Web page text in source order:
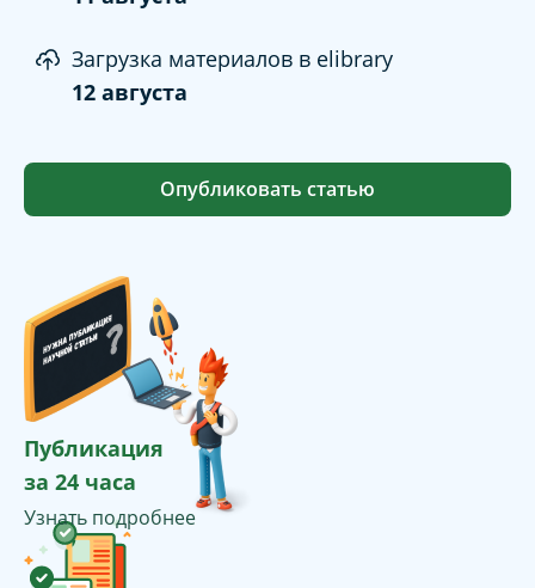
Загрузка материалов в elibrary
12 августа
Опубликовать статью
Публикация
за 24 часа
Узнать подробнее